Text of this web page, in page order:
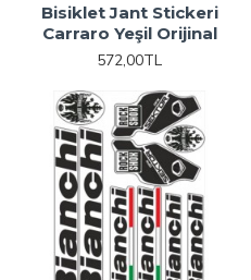
Bisiklet Jant Stickeri
Carraro Yeşil Orijinal
572,00TL